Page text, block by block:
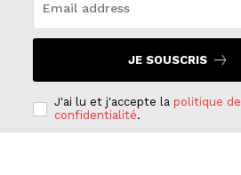
JE SOUSCRIS
J'ai lu et j'accepte la politique de
confidentialité.